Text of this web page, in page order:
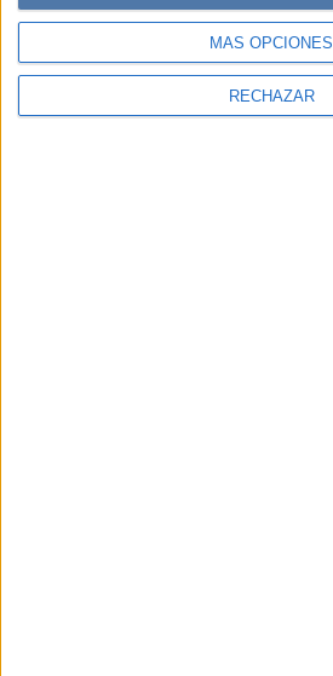
MÁS OPCIONES
RECHAZAR